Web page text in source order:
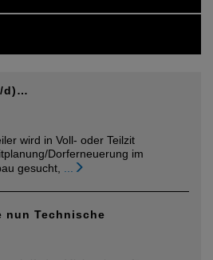
d)…
wird in Voll- oder Teilzit
Dorferneuerung im
gesucht,
nun Technische